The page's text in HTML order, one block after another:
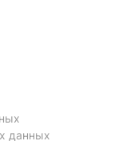
данных